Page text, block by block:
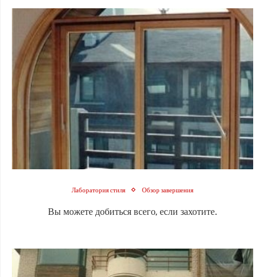
Лаборатория стиля Обзор завершения
Вы можете добиться всего, если захотите.